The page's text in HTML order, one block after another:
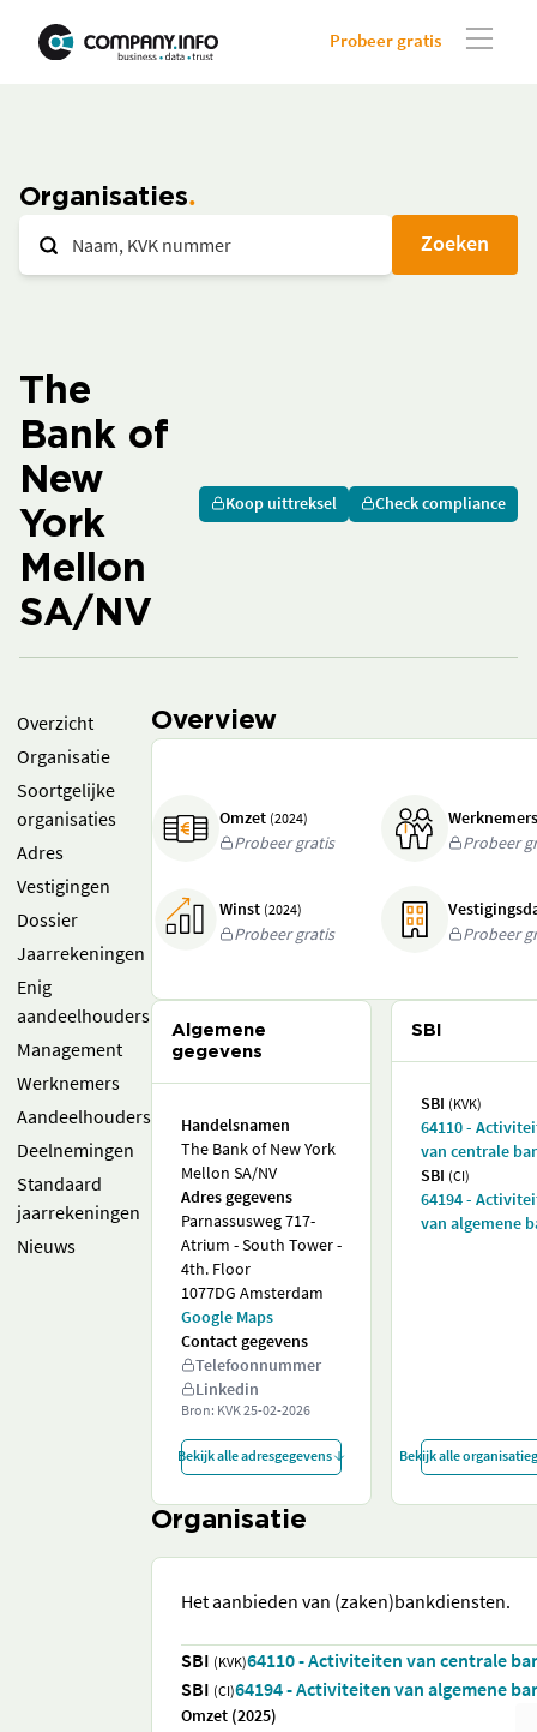
Probeer gratis
Organisaties
Zoeken
The
Bank of
New
York
Mellon
SA/NV
Koop uittreksel Check compliance
Overzicht
Organisatie
Soortgelijke
organisaties
Adres
Vestigingen
Dossier
Jaarrekeningen
Enig
aandeelhouders
Management
Werknemers
Aandeelhouders
Deelnemingen
Standaard
jaarrekeningen
Nieuws
Overview
Omzet (2024)
Probeer gratis
Probeer
Winst (2024)
Probeer gratis
Probeer
Algemene
gegevens
Handelsnamen
The Bank of New York
Mellon SA/NV
Adres gegevens
Parnassusweg 717-
Atrium - South Tower -
4th. Floor
1077DG Amsterdam
Google Maps
Contact gegevens
Telefoonnummer
Linkedin
Bron: KVK25-02-2026
Bekijk alle adresgegevens
SBI
SBI (KVK)
64110 -
van centrale
SBI (CI)
64194 -
van algemene
Bekijk alle
Organisatie
Het aanbieden van (zaken)bankdiensten.
SBI (KVK)64110 - Activiteiten van centrale
SBI (CI)64194 - Activiteiten van algemene
Omzet (2025)